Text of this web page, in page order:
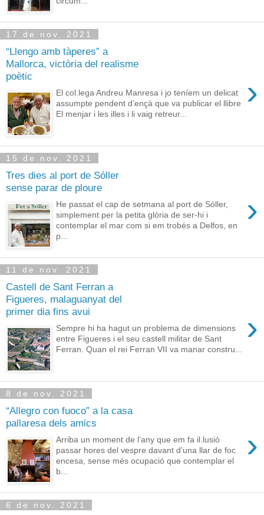
17 de nov. 2021
“Llengo amb tàperes” a
Mallorca, victòria del realisme
poètic
›
El col.lega Andreu Manresa i jo teníem un delicat
assumpte pendent d’ençà que va publicar el llibre
El menjar i les illes i li vaig retreur...
15 de nov. 2021
Tres dies al port de Sóller
sense parar de ploure
›
He passat el cap de setmana al port de Sóller,
simplement per la petita glòria de ser-hi i
contemplar el mar com si em trobés a Delfos, en
p...
11 de nov. 2021
Castell de Sant Ferran a
Figueres, malaguanyat del
primer dia fins avui
›
Sempre hi ha hagut un problema de dimensions
entre Figueres i el seu castell militar de Sant
Ferran. Quan el rei Ferran VII va manar constru...
8 de nov. 2021
“Allegro con fuoco” a la casa
pallaresa dels amics
›
Arriba un moment de l’any que em fa il.lusió
passar hores del vespre davant d’una llar de foc
encesa, sense més ocupació que contemplar el
b...
6 de nov. 2021